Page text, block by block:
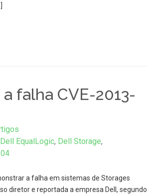
falha CVE-2013-
Dell EqualLogic, Dell Storage,
a falha em sistemas de Storages
diretor e reportada a empresa Dell, segundo